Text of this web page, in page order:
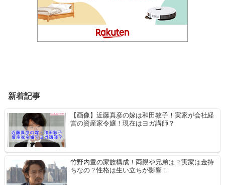
新着記事
【画像】近藤真彦の嫁は和田敦子！実家が会社経
営の資産家令嬢！現在はヨガ講師？
竹野内豊の家族構成！両親や兄弟は？実家は金持
ちなの？性格は生い立ちが影響！